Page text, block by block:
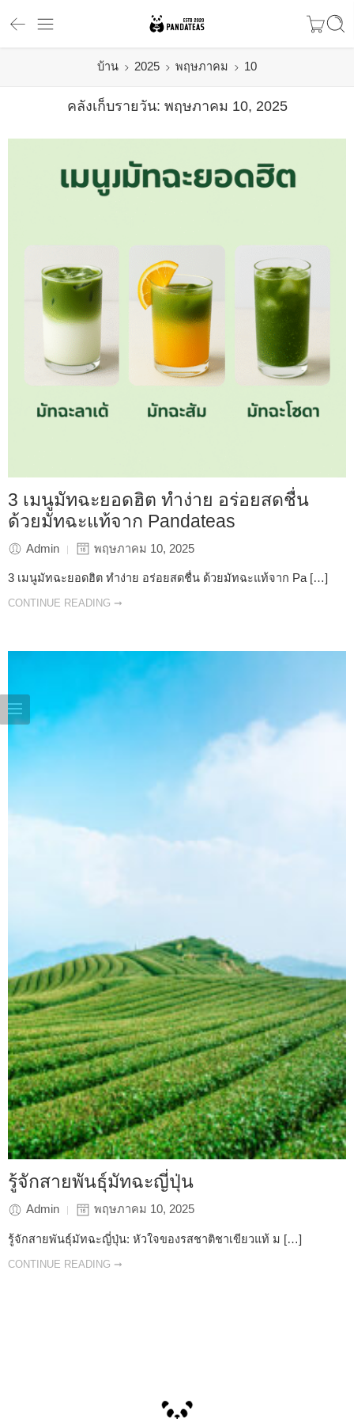
บ้าน 2025 พฤษภาคม 10
คลังเก็บรายวัน: พฤษภาคม 10, 2025
3 เมนูมัทฉะยอดฮิต ทำง่าย อร่อยสดชื่น
ด้วยมัทฉะแท้จาก Pandateas
Admin พฤษภาคม 10, 2025
3 เมนูมัทฉะยอดฮิต ทำง่าย อร่อยสดชื่น ด้วยมัทฉะแท้จาก Pa […]
CONTINUE READING ➞
รู้จักสายพันธุ์มัทฉะญี่ปุ่น
Admin พฤษภาคม 10, 2025
รู้จักสายพันธุ์มัทฉะญี่ปุ่น: หัวใจของรสชาติชาเขียวแท้ ม […]
CONTINUE READING ➞